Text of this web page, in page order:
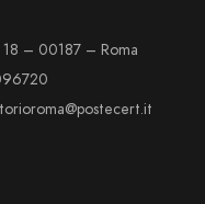
– 00187 – Roma